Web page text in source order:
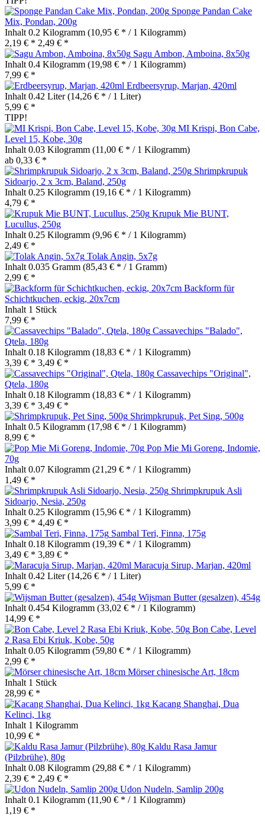
Sponge Pandan Cake
Mix, Pondan, 200g
Inhalt 0.2 Kilogramm (10,95 € * / 1 Kilogramm)
2,19 € * 2,49 € *
Sagu Ambon, Amboina, 8x50g
Inhalt 0.4 Kilogramm (19,98 € * / 1 Kilogramm)
7,99 € *
Erdbeersyrup, Marjan, 420ml
Inhalt 0.42 Liter(14,26 € * / 1 Liter)
5,99 € *
TIPP!
MI Krispi, Bon Cabe,
Level 15, Kobe, 30g
Inhalt 0.03 Kilogramm (11,00 € * / 1 Kilogramm)
ab 0,33 € *
Shrimpkrupuk
Sidoarjo, 2 x 3cm, Baland, 250g
Inhalt 0.25 Kilogramm (19,16 € * / 1 Kilogramm)
4,79 € *
Krupuk Mie BUNT,
Lucullus, 250g
Inhalt 0.25 Kilogramm (9,96 € * / 1 Kilogramm)
2,49 € *
Tolak Angin, 5x7g
Inhalt 0.035 Gramm (85,43 € * / 1 Gramm)
2,99 € *
Backform für
Schichtkuchen, eckig, 20x7cm
Inhalt 1 Stück
7,99 € *
Cassavechips "Balado",
Qtela, 180g
Inhalt 0.18 Kilogramm (18,83 € * / 1 Kilogramm)
3,39 € * 3,49 € *
Cassavechips "Original",
Qtela, 180g
Inhalt 0.18 Kilogramm (18,83 € * / 1 Kilogramm)
3,39 € * 3,49 € *
Shrimpkrupuk, Pet Sing, 500g
Inhalt 0.5 Kilogramm (17,98 € * / 1 Kilogramm)
8,99 € *
Pop Mie Mi Goreng, Indomie,
70g
Inhalt 0.07 Kilogramm (21,29 € * / 1 Kilogramm)
1,49 € *
Shrimpkrupuk Asli
Sidoarjo, Nesia, 250g
Inhalt 0.25 Kilogramm (15,96 € * / 1 Kilogramm)
3,99 € * 4,49 € *
Sambal Teri, Finna, 175g
Inhalt 0.18 Kilogramm (19,39 € * / 1 Kilogramm)
3,49 € * 3,89 € *
Maracuja Sirup, Marjan, 420ml
Inhalt 0.42 Liter(14,26 € * / 1 Liter)
5,99 € *
Wijsman Butter (gesalzen), 454g
Inhalt 0.454 Kilogramm (33,02 € * / 1 Kilogramm)
14,99 € *
Bon Cabe, Level
2 Rasa Ebi Kriuk, Kobe, 50g
Inhalt 0.05 Kilogramm (59,80 € * / 1 Kilogramm)
2,99 € *
Mörser chinesische Art, 18cm
Inhalt 1 Stück
28,99 € *
Kacang Shanghai, Dua
Kelinci, 1kg
Inhalt 1 Kilogramm
10,99 € *
Kaldu Rasa Jamur
(Pilzbrühe), 80g
Inhalt 0.08 Kilogramm (29,88 € * / 1 Kilogramm)
2,39 € * 2,49 € *
Udon Nudeln, Samlip 200g
Inhalt 0.1 Kilogramm (11,90 € * / 1 Kilogramm)
1,19 € *